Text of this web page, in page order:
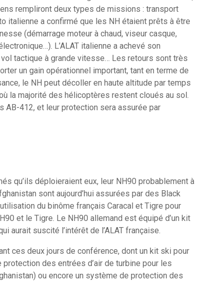
rempliront deux types de missions : transport
italienne a confirmé que les NH étaient prêts à être
(démarrage moteur à chaud, viseur casque,
L’ALAT italienne a achevé son
tactique à grande vitesse… Les retours sont très
un gain opérationnel important, tant en terme de
le NH peut décoller en haute altitude par temps
la majorité des hélicoptères restent cloués au sol.
AB-412, et leur protection sera assurée par
qu’ils déploieraient eux, leur NH90 probablement à
sont aujourd’hui assurées par des Black
du binôme français Caracal et Tigre pour
et le Tigre. Le NH90 allemand est équipé d’un kit
aurait suscité l’intérêt de l’ALAT française.
ces deux jours de conférence, dont un kit ski pour
des entrées d’air de turbine pour les
ou encore un système de protection des